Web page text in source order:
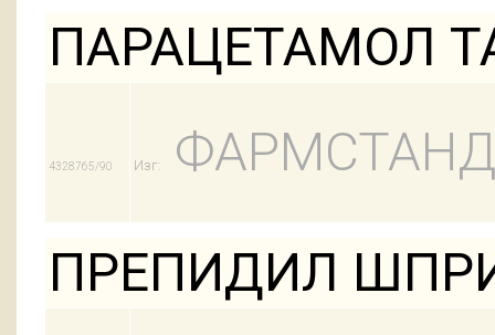
ПАРАЦЕТАМОЛ
4328765/90 Изг:
ПРЕПИДИЛ